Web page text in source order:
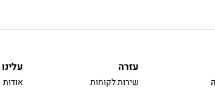
עזרה
שירות לקוחות
עלינו
אודות